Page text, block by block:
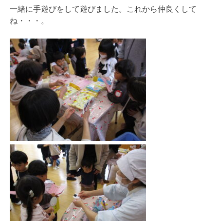
一緒に手遊びをして遊びました。これから仲良くして
ね・・・。